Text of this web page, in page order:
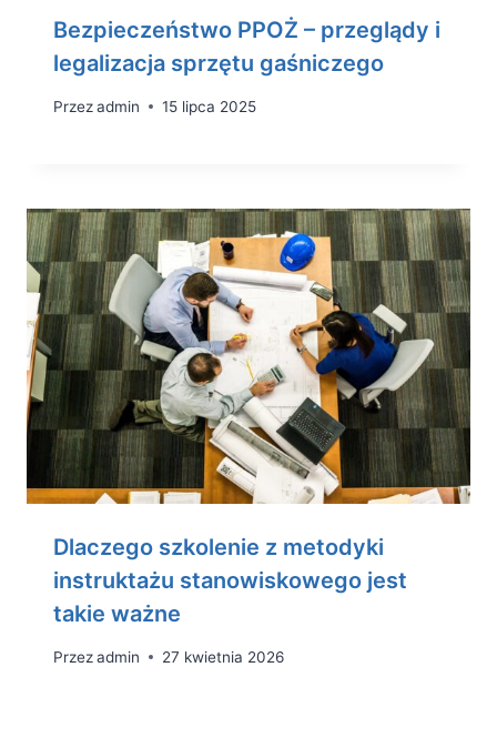
Bezpieczeństwo PPOŻ – przeglądy i
legalizacja sprzętu gaśniczego
Przezadmin 15 lipca 2025
D​laczego szkolenie z metodyki
instruktażu stanowiskowego jest
takie ważne
Przezadmin 27 kwietnia 2026